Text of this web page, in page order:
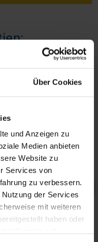
Über Cookies
und Anzeigen zu
Medien anbieten
Website zu
Services von
zu verbessern.
der Services
mit weiteren
haben oder
Airbag
für Sie!